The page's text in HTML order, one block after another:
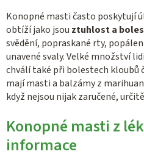
Konopné masti často poskytují
obtíží jako jsou ztuhlost a
svědění, popraskané rty,
unavené svaly. Velké množství
chválí také při bolestech kloubů
mají masti a balzámy z
když nejsou nijak zaručené,
Konopné masti z
informace